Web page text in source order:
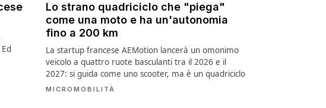
Lo strano quadriciclo che "piega"
come una moto e ha un'autonomia
fino a 200 km
La startup francese AEMotion lancerà un omonimo
veicolo a quattro ruote basculanti tra il 2026 e il
2027: si guida come uno scooter, ma è un quadriciclo
MICROMOBILITÀ